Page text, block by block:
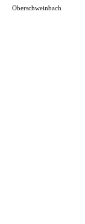
Oberschweinbach